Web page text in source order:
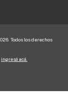
Todos los derechos
ingresá acá.